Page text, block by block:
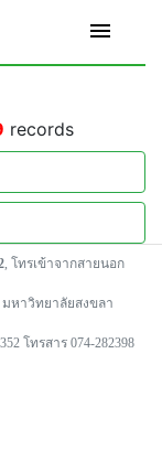
menu
records
, โทรเข้าจากสายนอก
หาวิทยาลัยสงขลา
โทรสาร 074-282398